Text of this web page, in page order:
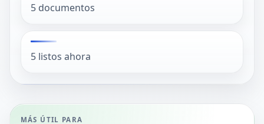
5 documentos
5 listos ahora
MÁS ÚTIL PARA